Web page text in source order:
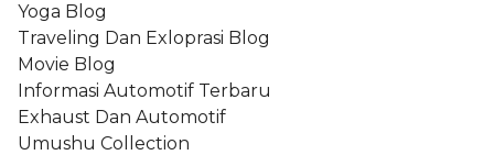
Yoga Blog
Traveling Dan Exloprasi Blog
Movie Blog
Informasi Automotif Terbaru
Exhaust Dan Automotif
Umushu Collection